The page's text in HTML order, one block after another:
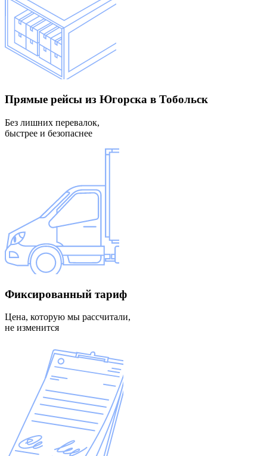
Прямые рейсы из Югорска в Тобольск
Без лишних перевалок,
быстрее и безопаснее
Фиксированный тариф
Цена, которую мы рассчитали,
не изменится